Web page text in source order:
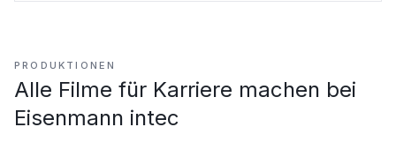
PRODUKTIONEN
Alle Filme für Karriere machen bei
Eisenmann intec